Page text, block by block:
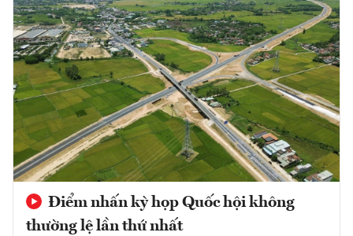
Điểm nhấn kỳ họp Quốc hội không
thường lệ lần thứ nhất